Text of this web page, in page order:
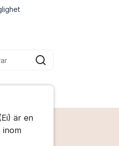
Sök
Fler supportlänkar
är en
inom